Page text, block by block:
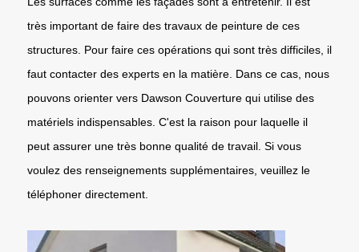
très important de faire des travaux de peinture de ces
structures. Pour faire ces opérations qui sont très difficiles, il
faut contacter des experts en la matière. Dans ce cas, nous
pouvons orienter vers Dawson Couverture qui utilise des
matériels indispensables. C'est la raison pour laquelle il
peut assurer une très bonne qualité de travail. Si vous
voulez des renseignements supplémentaires, veuillez le
téléphoner directement.